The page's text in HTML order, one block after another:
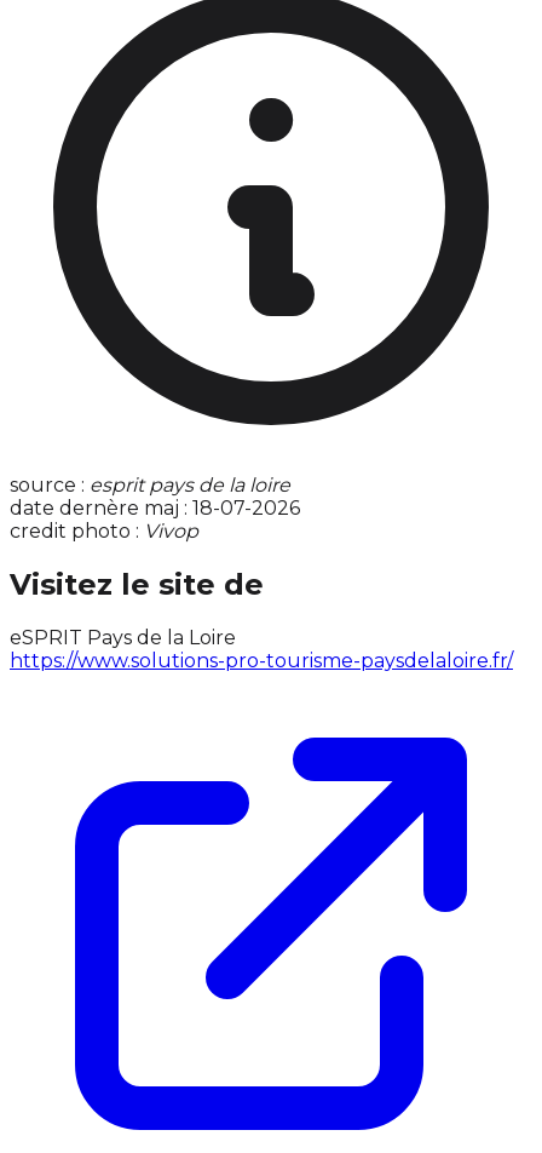
source : esprit pays de la loire
date dernère maj : 18-07-2026
credit photo : Vivop
Visitez le site de
eSPRIT Pays de la Loire
https://www.solutions-pro-tourisme-paysdelaloire.fr/